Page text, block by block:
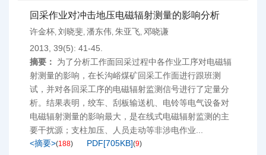
回采作业对冲击地压电磁辐射测量的影响分析
许金杯, 刘晓斐, 潘东伟, 朱亚飞, 邓晓谦
2013, 39(5): 41-45.
摘要：
为了分析工作面回采过程中各作业工序对电磁辐
射测量的影响，在长沟峪煤矿回采工作面进行跟班测
试，并对各回采工序的电磁辐射监测信号进行了定量分
析。结果表明，绞车、刮板输送机、电铃等电气设备对
电磁辐射测量的影响最大，是在线式电磁辐射监测的主
要干扰源；支柱加压、人员走动等非涉电作业...
<摘要>(188) PDF[705KB](9)